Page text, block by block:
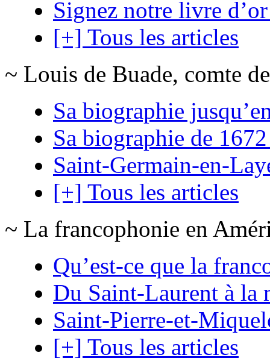
Signez notre livre
[+] Tous les articles
~ Louis de Buade, comte
Sa biographie
Sa biographie de
Saint-Germain-en-
[+] Tous les articles
~ La francophonie en
Qu’est-ce que la
Du Saint-Laurent à la
Saint-Pierre-et-
[+] Tous les articles